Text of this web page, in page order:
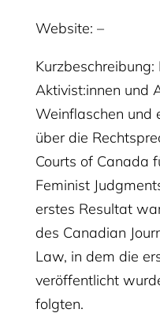
Website: –
Kurzbeschreibung:
Aktivist:innen und
Weinflaschen und
über die
Courts of Canada
Feminist
erstes Resultat
des Canadian
Law, in dem die
veröffentlicht
folgten.